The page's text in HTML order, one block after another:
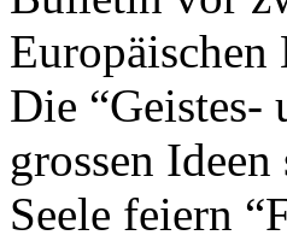
Die “Geistes-
grossen
Seele feiern